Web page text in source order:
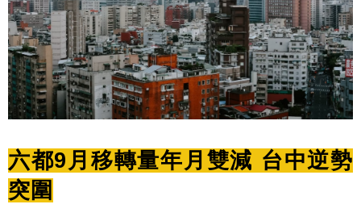
六都9月移轉量年月雙減 台中逆勢
突圍